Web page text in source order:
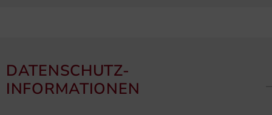
DATENSCHUTZ-
INFORMATIONEN